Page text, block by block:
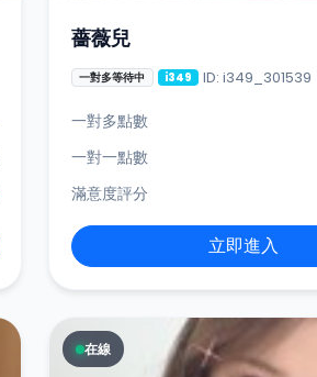
薔薇兒
一對多等待中 i349 ID: i349_301539
一對多點數
一對一點數
滿意度評分
立即進入
在線